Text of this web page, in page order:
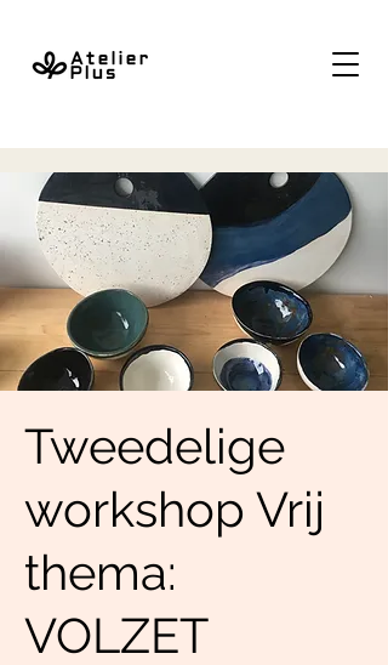
Tweedelige
workshop Vrij
thema:
VOLZET